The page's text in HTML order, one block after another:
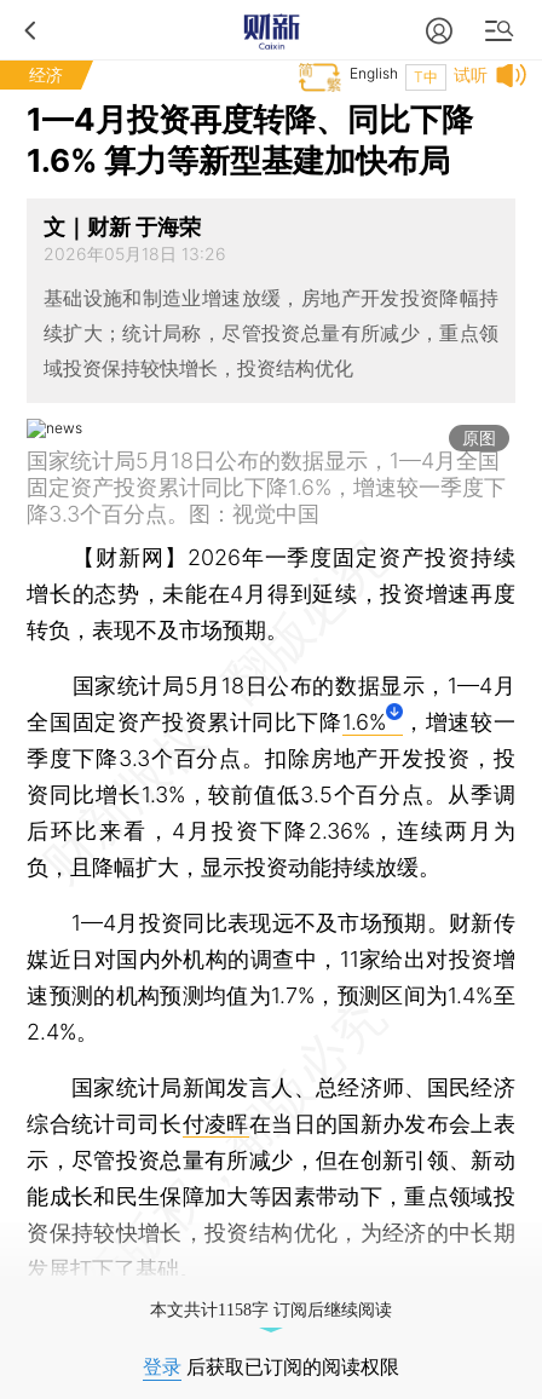
经济 试听
T中
English
1—4月投资再度转降、同比下降
1.6% 算力等新型基建加快布局
文｜财新 于海荣
2026年05月18日 13:26
基础设施和制造业增速放缓，房地产开发投资降幅持
续扩大；统计局称，尽管投资总量有所减少，重点领
域投资保持较快增长，投资结构优化
原图
国家统计局5月18日公布的数据显示，1—4月全国
固定资产投资累计同比下降1.6%，增速较一季度下
降3.3个百分点。图：视觉中国
【财新网】 2026年一季度固定资产投资持续
增长的态势，未能在4月得到延续，投资增速再度
转负，表现不及市场预期。
国家统计局5月18日公布的数据显示，1—4月
全国固定资产投资累计同比下降1.6%
，增速较一
季度下降3.3个百分点。扣除房地产开发投资，投
资同比增长1.3%，较前值低3.5个百分点。从季调
后环比来看，4月投资下降2.36%，连续两月为
负，且降幅扩大，显示投资动能持续放缓。
1—4月投资同比表现远不及市场预期。财新传
媒近日对国内外机构的调查中，11家给出对投资增
速预测的机构预测均值为1.7%，预测区间为1.4%至
2.4%。
国家统计局新闻发言人、总经济师、国民经济
综合统计司司长付凌晖在当日的国新办发布会上表
示，尽管投资总量有所减少，但在创新引领、新动
能成长和民生保障加大等因素带动下，重点领域投
资保持较快增长，投资结构优化，为经济的中长期
发展打下了基础。
本文共计1158字 订阅后继续阅读
登录 后获取已订阅的阅读权限